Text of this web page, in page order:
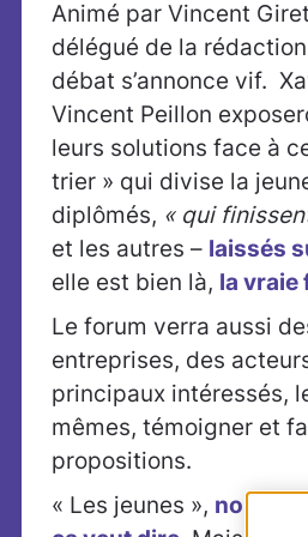
Animé par Vincent
délégué de la
débat s’annonce vif.
Vincent Peillon
leurs solutions face à
trier » qui divise la
diplômés, « qui
et les autres – laissés
elle est bien là, la vraie
Le forum verra aussi
entreprises, des
principaux intéressés,
mêmes, témoigner et
propositions.
« Les jeunes », nous ne